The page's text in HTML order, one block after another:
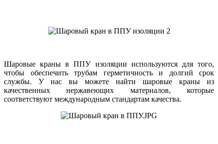
Шаровые краны в ППУ изоляции используются для того,
чтобы обеспечить трубам герметичность и долгий срок
службы. У нас вы можете найти шаровые краны из
качественных нержавеющих материалов, которые
соответствуют международным стандартам качества.